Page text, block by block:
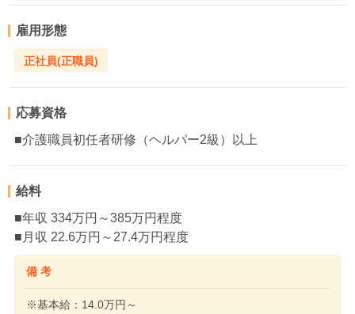
雇用形態
正社員(正職員)
応募資格
■介護職員初任者研修（ヘルパー2級）以上
給料
■年収 334万円～385万円程度
■月収 22.6万円～27.4万円程度
備 考
※基本給：14.0万円～